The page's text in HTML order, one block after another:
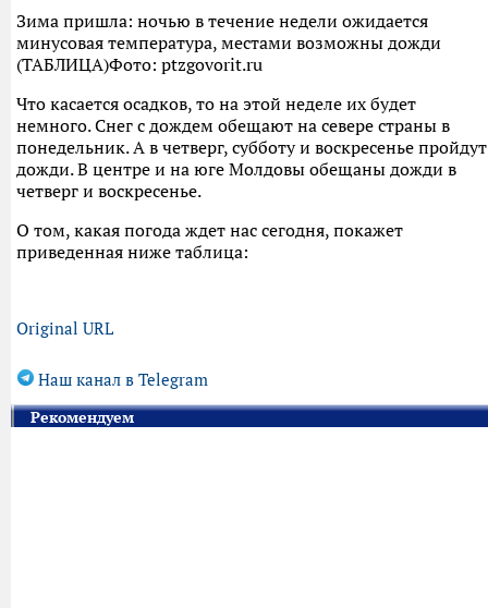
Зима пришла: ночью в течение недели ожидается
минусовая температура, местами возможны дожди
(ТАБЛИЦА)Фото: ptzgovorit.ru
Что касается осадков, то на этой неделе их будет
немного. Снег с дождем обещают на севере страны в
понедельник. А в четверг, субботу и воскресенье пройдут
дожди. В центре и на юге Молдовы обещаны дожди в
четверг и воскресенье.
О том, какая погода ждет нас сегодня, покажет
приведенная ниже таблица:
Original URL
Наш канал в Telegram
Рекомендуем